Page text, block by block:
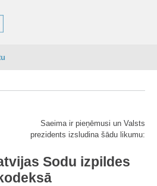
Saeima ir pieņēmusi un Valsts
prezidents izsludina šādu likumu:
Sodu izpildes